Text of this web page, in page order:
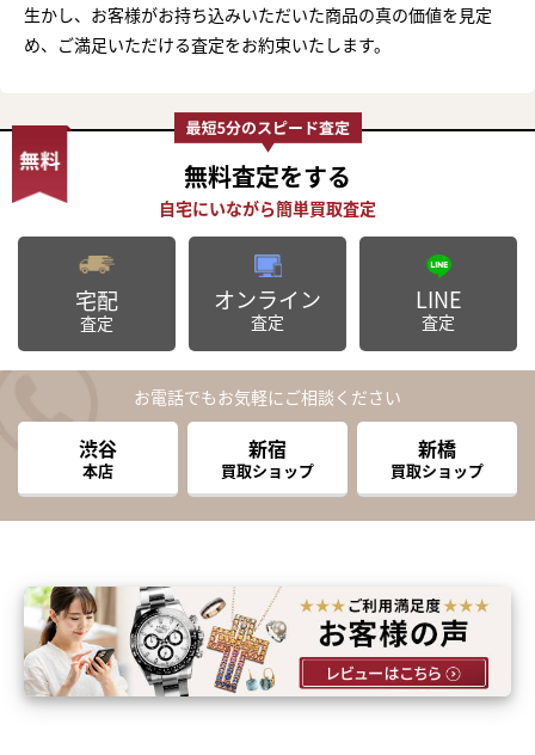
生かし、お客様がお持ち込みいただいた商品の真の価値を見定
め、ご満足いただける査定をお約束いたします。
無料査定をする
宅配
査定
オンライン
査定
LINE
査定
お電話でもお気軽にご相談ください
渋谷
本店
新宿
買取ショップ
新橋
買取ショップ
まずは